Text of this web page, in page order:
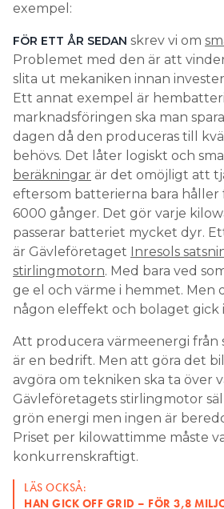
exempel:
FÖR ETT ÅR SEDAN skrev vi om
Problemet med den är att
slita ut mekaniken innan
Ett annat exempel är
marknadsföringen ska man
dagen då den produceras till
behövs. Det låter logiskt och
beräkningar är det omöjligt att
eftersom batterierna bara håller
6000 gånger. Det gör varje
passerar batteriet mycket dyr.
är Gävleföretaget Inresols
stirlingmotorn. Med bara ved
ge el och värme i hemmet. Men
någon eleffekt och bolaget gick
Att producera värmeenergi från
är en bedrift. Men att göra det
avgöra om tekniken ska ta över
Gävleföretagets stirlingmotor
grön energi men ingen är
Priset per kilowattimme måste
konkurrenskraftigt.
LÄS OCKSÅ:
HAN GICK OFF GRID – FÖR 3,8